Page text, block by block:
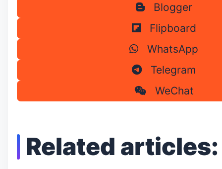
Blogger
Flipboard
WhatsApp
Telegram
WeChat
Related articles: